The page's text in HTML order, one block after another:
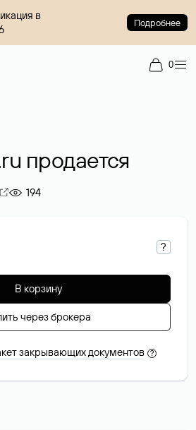
в
Подробнее
0
продается
194
?
В корзину
через брокера
закрывающих документов ?